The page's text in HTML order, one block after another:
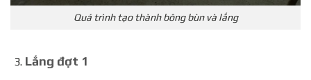
Quá trình tạo thành bông bùn và lắng
Lắng đợt 1